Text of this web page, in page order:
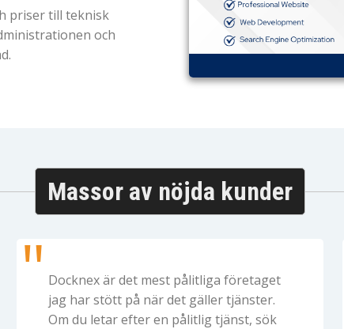
priser till teknisk
och
Massor av nöjda kunder
Docknex är det mest pålitliga företaget
jag har stött på när det gäller tjänster.
Om du letar efter en pålitlig tjänst, sök